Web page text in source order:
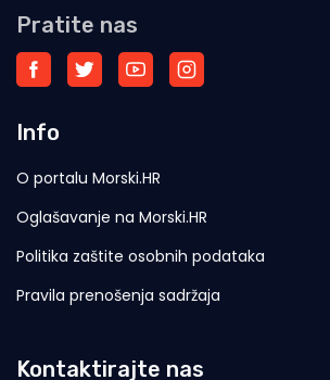
Pratite nas
Info
O portalu Morski.HR
Oglašavanje na Morski.HR
Politika zaštite osobnih podataka
Pravila prenošenja sadržaja
Kontaktirajte nas